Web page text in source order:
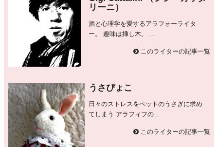
リーニ）
酒と心理学を愛するアラフォーライタ
ー。 趣味は挿し木。 ...
このライターの記事一覧
うさぴょこ
日々のストレスをペットのうさぎに求め
てしまう アラフィフの...
このライターの記事一覧